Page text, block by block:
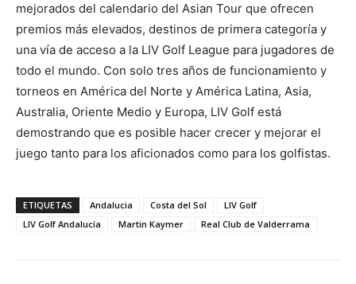
mejorados del calendario del Asian Tour que ofrecen
premios más elevados, destinos de primera categoría y
una vía de acceso a la LIV Golf League para jugadores de
todo el mundo. Con solo tres años de funcionamiento y
torneos en América del Norte y América Latina, Asia,
Australia, Oriente Medio y Europa, LIV Golf está
demostrando que es posible hacer crecer y mejorar el
juego tanto para los aficionados como para los golfistas.
ETIQUETAS Andalucia Costa del Sol
LIV Golf
LIV Golf Andalucía
Martin Kaymer Real Club de Valderrama